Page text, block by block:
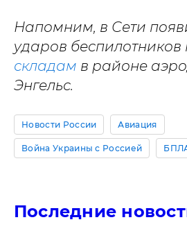
Напомним, в Сети
ударов беспилотников
складам в районе
Энгельс.
Новости России Авиация
Война Украины с Россией
Последние